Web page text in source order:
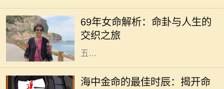
69年女命解析：命卦与人生的
交织之旅
据着重要的地位。特别是对于1969年
出生的女性，她们的命卦具有独特的
含义与特点。69年女命，通常属蛇，
五...
海中金命的最佳时辰：揭开命
在中国传统的命理学中，每个人的命
运都与五行有着密切的关联。海中金
命，作为金命的一种，其蕴含的不仅